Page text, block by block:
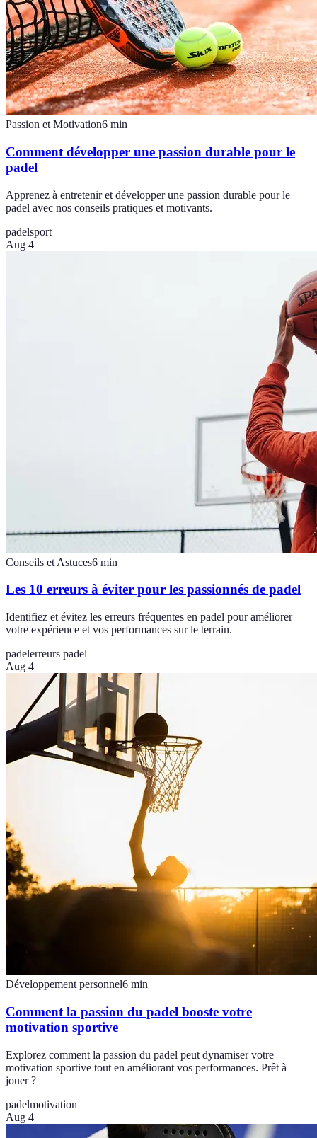
Passion et Motivation6 min
Comment développer une passion durable pour le
padel
Apprenez à entretenir et développer une passion durable pour le
padel avec nos conseils pratiques et motivants.
padelsport
Aug 4
Conseils et Astuces6 min
Les 10 erreurs à éviter pour les passionnés de padel
Identifiez et évitez les erreurs fréquentes en padel pour améliorer
votre expérience et vos performances sur le terrain.
padelerreurs padel
Aug 4
Développement personnel6 min
Comment la passion du padel booste votre
motivation sportive
Explorez comment la passion du padel peut dynamiser votre
motivation sportive tout en améliorant vos performances. Prêt à
jouer ?
padelmotivation
Aug 4